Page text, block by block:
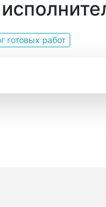
готовых работ